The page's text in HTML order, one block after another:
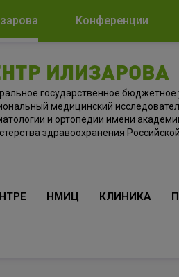
Конференции
ИЛИЗАРОВА
государственное
медицинский
и ортопедии имени
здравоохранения
НМИЦ КЛИНИКА